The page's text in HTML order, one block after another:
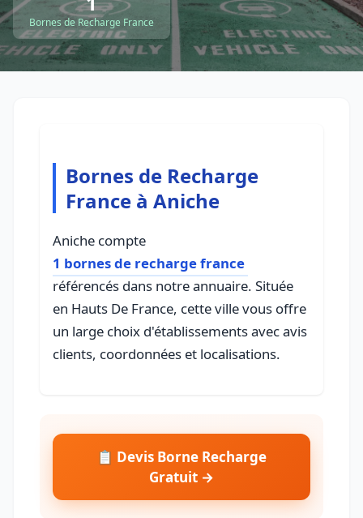
Bornes de Recharge France
Bornes de Recharge
France à Aniche
Aniche compte
1 bornes de recharge france
référencés dans notre annuaire. Située
en Hauts De France, cette ville vous offre
un large choix d'établissements avec avis
clients, coordonnées et localisations.
📋 Devis Borne Recharge
Gratuit →